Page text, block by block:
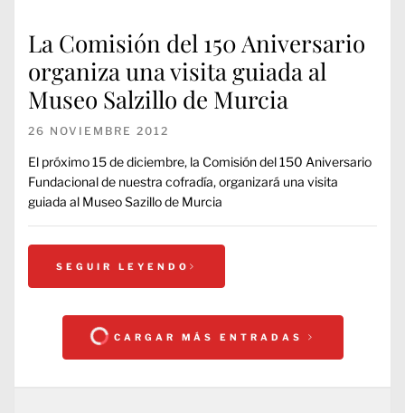
La Comisión del 150 Aniversario
organiza una visita guiada al
Museo Salzillo de Murcia
26 NOVIEMBRE 2012
El próximo 15 de diciembre, la Comisión del 150 Aniversario
Fundacional de nuestra cofradía, organizará una visita
guiada al Museo Sazillo de Murcia
SEGUIR LEYENDO
CARGAR MÁS ENTRADAS